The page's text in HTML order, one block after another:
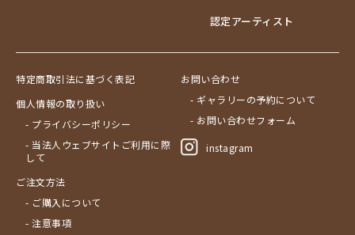
認定アーティスト
特定商取引法に基づく表記
個人情報の取り扱い
- プライバシーポリシー
- 当法人ウェブサイトご利用に際
して
ご注文方法
- ご購入について
- 注意事項
お問い合わせ
- ギャラリーの予約について
- お問い合わせフォーム
instagram